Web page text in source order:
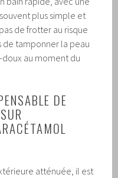
plus simple et
de frotter au risque
de tamponner la peau
au moment du
DE
atténuée, il est